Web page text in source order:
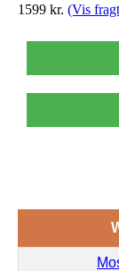
1599 kr. (Vis